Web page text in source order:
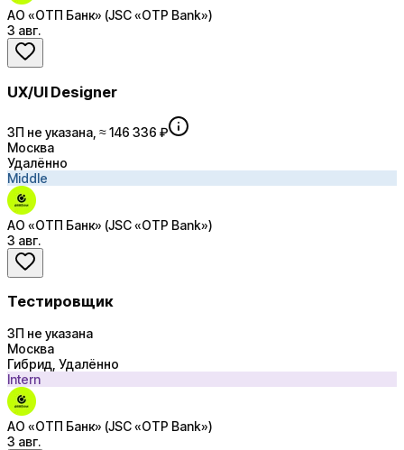
АО «ОТП Банк» (JSC «OTP Bank»)
3 авг.
UX/UI Designer
ЗП не указана, ≈ 146 336 ₽
Москва
Удалённо
Middle
АО «ОТП Банк» (JSC «OTP Bank»)
3 авг.
Тестировщик
ЗП не указана
Москва
Гибрид, Удалённо
Intern
АО «ОТП Банк» (JSC «OTP Bank»)
3 авг.